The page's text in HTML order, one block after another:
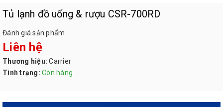
Tủ lạnh đồ uống & rượu CSR-700RD
Đánh giá sản phẩm
Liên hệ
Thương hiệu: Carrier
Tình trạng: Còn hàng